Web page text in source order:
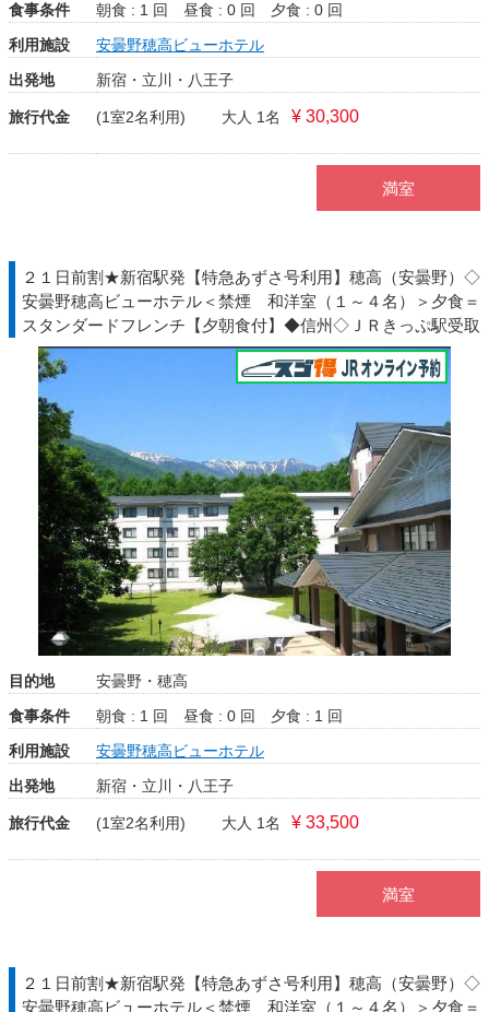
食事条件
朝食 : 1 回 昼食 : 0 回
夕食 : 0 回
利用施設
安曇野穂高ビューホテル
出発地
新宿・立川・八王子
旅行代金 (1室2名利用) 大人 1名 ¥ 30,300
満室
２１日前割★新宿駅発【特急あずさ号利用】穂高（安曇野）◇
安曇野穂高ビューホテル＜禁煙 和洋室（１～４名）＞夕食＝
スタンダードフレンチ【夕朝食付】◆信州◇ＪＲきっぷ駅受取
目的地
安曇野・穂高
食事条件
朝食 : 1 回 昼食 : 0 回
夕食 : 1 回
利用施設
安曇野穂高ビューホテル
出発地
新宿・立川・八王子
旅行代金 (1室2名利用) 大人 1名 ¥ 33,500
満室
２１日前割★新宿駅発【特急あずさ号利用】穂高（安曇野）◇
安曇野穂高ビューホテル＜禁煙 和洋室（１～４名）＞夕食＝